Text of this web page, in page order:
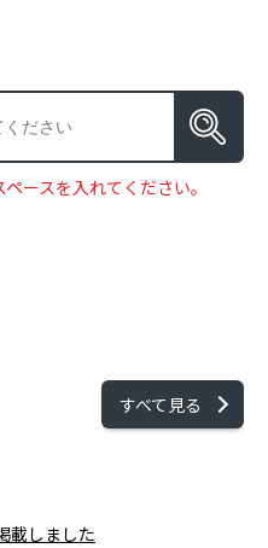
ースを入れてください。
すべて見る
載しました